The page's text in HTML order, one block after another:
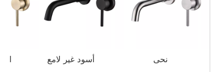
نحى أسود غير لامع